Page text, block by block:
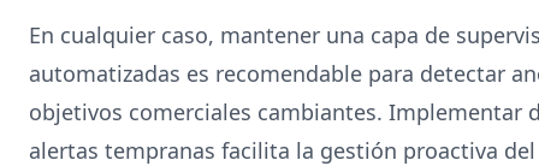
En cualquier caso, mantener una capa de
automatizadas es recomendable para detectar
objetivos comerciales cambiantes. Implementar
alertas tempranas facilita la gestión proactiva